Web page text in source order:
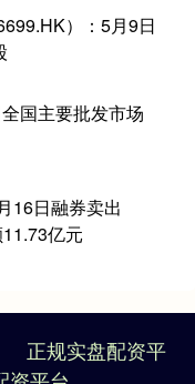
）：5月9日
国主要批发市场
16日融券卖出
亿元
正规实盘配资平